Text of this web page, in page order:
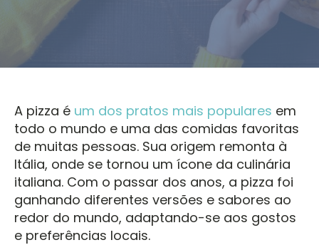
A pizza é um dos pratos mais populares em
todo o mundo e uma das comidas favoritas
de muitas pessoas. Sua origem remonta à
Itália, onde se tornou um ícone da culinária
italiana. Com o passar dos anos, a pizza foi
ganhando diferentes versões e sabores ao
redor do mundo, adaptando-se aos gostos
e preferências locais.